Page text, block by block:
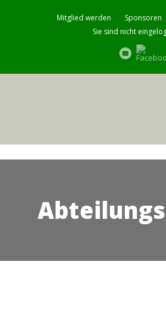
Mitglied werden Sponsoren
Sie sind nicht